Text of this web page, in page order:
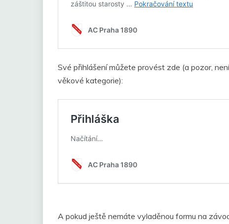
Své přihlášení můžete provést zde (a pozor,
věkové kategorie):
A pokud ještě nemáte vyladěnou formu na